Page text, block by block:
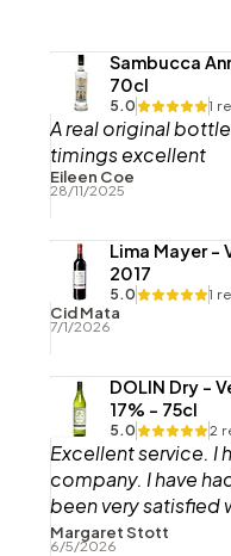
Sambucca
70cl
5.0 1
A real original
timings excellent
Eileen Coe
28/11/2025
Lima Mayer -
2017
5.0 1
Cid Mata
7/1/2026
DOLIN Dry -
17% - 75cl
5.0
Excellent service. I
company. I have
been very satisfied
Thank you.
Margaret Stott
6/5/2026